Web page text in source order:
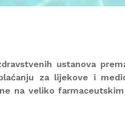
ustanova
za lijekove i
na veliko